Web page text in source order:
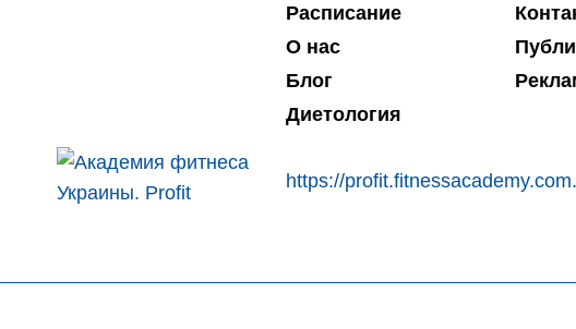
Расписание
О нас
Блог
Диетология
https://